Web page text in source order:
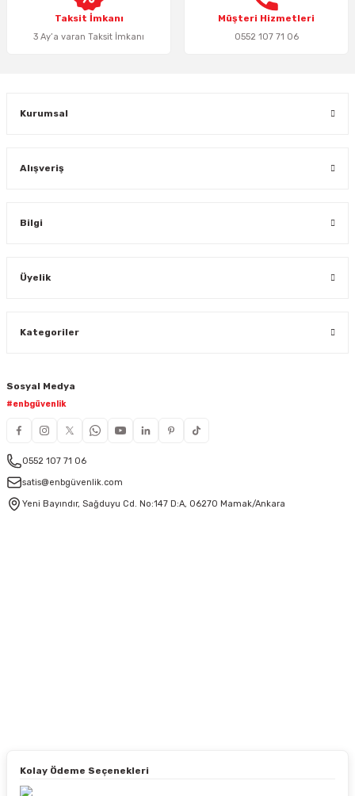
Taksit İmkanı
3 Ay’a varan Taksit İmkanı
Müşteri Hizmetleri
0552 107 71 06
Kurumsal
Alışveriş
Bilgi
Üyelik
Kategoriler
Sosyal Medya
#enbgüvenlik
0552 107 71 06
satis@enbgüvenlik.com
Yeni Bayındır, Sağduyu Cd. No:147 D:A, 06270 Mamak/Ankara
Kolay Ödeme Seçenekleri